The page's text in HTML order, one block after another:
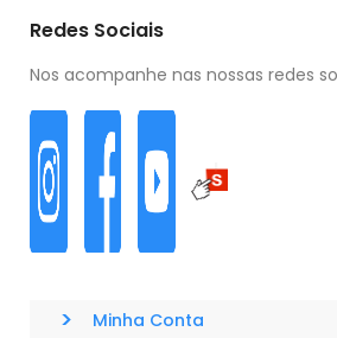
Redes Sociais
Nos acompanhe nas nossas redes
> Minha Conta